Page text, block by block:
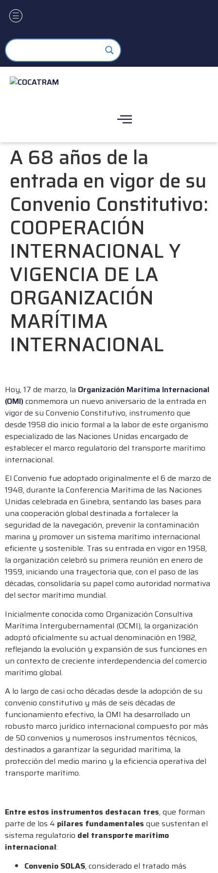
A 68 años de la
entrada en vigor de su
Convenio Constitutivo:
COOPERACIÓN
INTERNACIONAL Y
VIGENCIA DE LA
ORGANIZACIÓN
MARÍTIMA
INTERNACIONAL
Hoy, 17 de marzo, la Organización Marítima Internacional
(OMI)conmemora un nuevo aniversario de la entrada en
vigor de su Convenio Constitutivo, instrumento que
desde 1958 dio inicio formal a la labor de este organismo
especializado de las Naciones Unidas encargado de
establecer el marco regulatorio del transporte marítimo
internacional.
El Convenio fue adoptado originalmente el 6 de marzo de
1948, durante la Conferencia Marítima de las Naciones
Unidas celebrada en Ginebra, sentando las bases para
una cooperación global destinada a fortalecer la
seguridad de la navegación, prevenir la contaminación
marina y promover un sistema marítimo internacional
eficiente y sostenible. Tras su entrada en vigor en 1958,
la organización celebró su primera reunión en enero de
1959, iniciando una trayectoria que, con el paso de las
décadas, consolidaría su papel como autoridad normativa
del sector marítimo mundial.
Inicialmente conocida como Organización Consultiva
Marítima Intergubernamental (OCMI), la organización
adoptó oficialmente su actual denominación en 1982,
reflejando la evolución y expansión de sus funciones en
un contexto de creciente interdependencia del comercio
marítimo global.
A lo largo de casi ocho décadas desde la adopción de su
convenio constitutivo y más de seis décadas de
funcionamiento efectivo, la OMI ha desarrollado un
robusto marco jurídico internacional compuesto por más
de 50 convenios y numerosos instrumentos técnicos,
destinados a garantizar la seguridad marítima, la
protección del medio marino y la eficiencia operativa del
transporte marítimo.
Entre estos instrumentos destacan tres, que forman
parte de los 4 pilares fundamentales que sustentan el
sistema regulatorio del transporte marítimo
internacional:
Convenio SOLAS, considerado el tratado más